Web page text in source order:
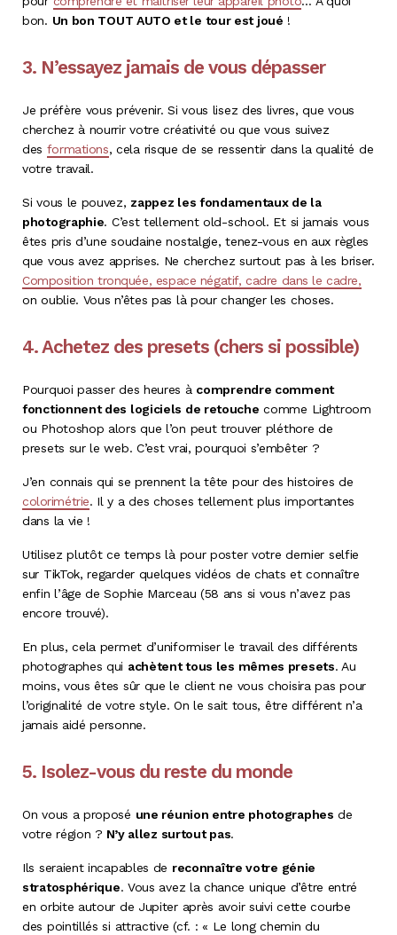
bon. Un bon TOUT AUTO et le tour est joué !
3. N’essayez jamais de vous dépasser
Je préfère vous prévenir. Si vous lisez des livres, que vous
cherchez à nourrir votre créativité ou que vous suivez
des formations, cela risque de se ressentir dans la qualité de
votre travail.
Si vous le pouvez, zappez les fondamentaux de la
photographie. C’est tellement old-school. Et si jamais vous
êtes pris d’une soudaine nostalgie, tenez-vous en aux règles
que vous avez apprises. Ne cherchez surtout pas à les briser.
Composition tronquée, espace négatif, cadre dans le cadre,
on oublie. Vous n’êtes pas là pour changer les choses.
4. Achetez des presets (chers si possible)
Pourquoi passer des heures à comprendre comment
fonctionnent des logiciels de retouche comme Lightroom
ou Photoshop alors que l’on peut trouver pléthore de
presets sur le web. C’est vrai, pourquoi s’embêter ?
J’en connais qui se prennent la tête pour des histoires de
colorimétrie. Il y a des choses tellement plus importantes
dans la vie !
Utilisez plutôt ce temps là pour poster votre dernier selfie
sur TikTok, regarder quelques vidéos de chats et connaître
enfin l’âge de Sophie Marceau (58 ans si vous n’avez pas
encore trouvé).
En plus, cela permet d’uniformiser le travail des différents
photographes qui achètent tous les mêmes presets. Au
moins, vous êtes sûr que le client ne vous choisira pas pour
l’originalité de votre style. On le sait tous, être différent n’a
jamais aidé personne.
5. Isolez-vous du reste du monde
On vous a proposé une réunion entre photographes de
votre région ? N’y allez surtout pas.
Ils seraient incapables de reconnaîtrevotre génie
stratosphérique. Vous avez la chance unique d’être entré
en orbite autour de Jupiter après avoir suivi cette courbe
des pointillés si attractive (cf. : « Le long chemin du